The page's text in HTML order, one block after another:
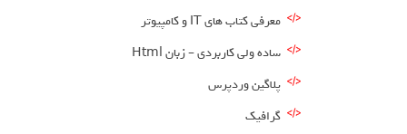
معرفی کتاب های IT و کامپیوتر
ساده ولی کاربردی – زبان Html
پلاگین وردپرس
گرافیک